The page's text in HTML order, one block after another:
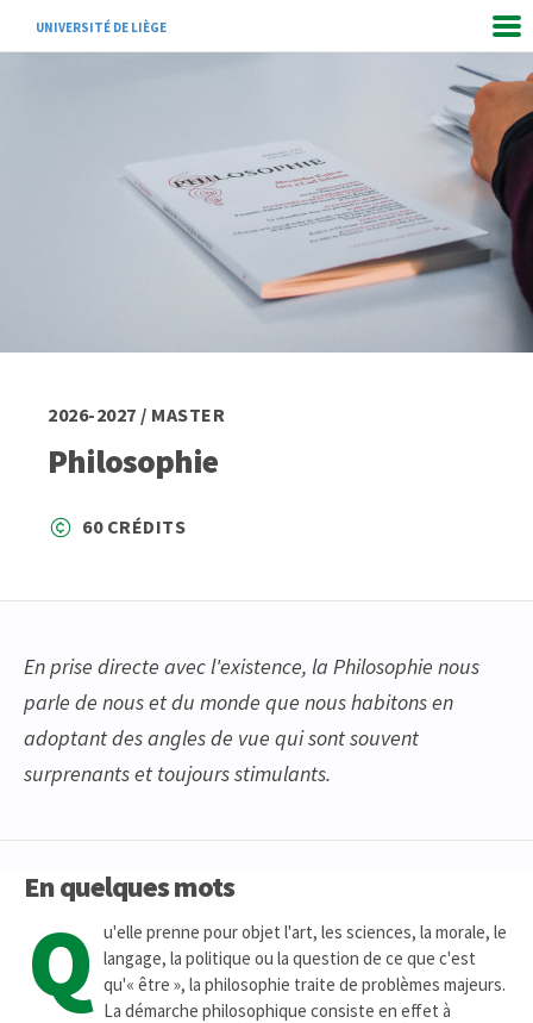
UNIVERSITÉ DE LIÈGE
2026-2027 / MASTER
Philosophie
60 CRÉDITS
En prise directe avec l'existence, la Philosophie nous
parle de nous et du monde que nous habitons en
adoptant des angles de vue qui sont souvent
surprenants et toujours stimulants.
En quelques mots
Q
u'elle prenne pour objet l'art, les sciences, la morale, le
langage, la politique ou la question de ce que c'est
qu'« être », la philosophie traite de problèmes majeurs.
La démarche philosophique consiste en effet à